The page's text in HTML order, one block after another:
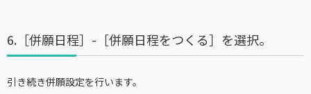
6.［併願日程］-［併願日程をつくる］を選択。
引き続き併願設定を行います。